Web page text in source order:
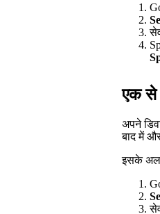
एक से
अपने
बाद में
इसके